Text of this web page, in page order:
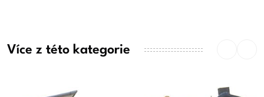
Více z této kategorie